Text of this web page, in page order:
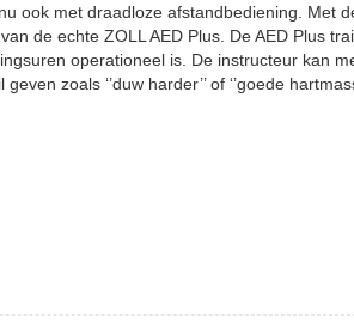
ook met draadloze afstandbediening. Met
de echte ZOLL AED Plus. De AED Plus
operationeel is. De instructeur kan
zoals ‘’duw harder’’ of ‘’goede